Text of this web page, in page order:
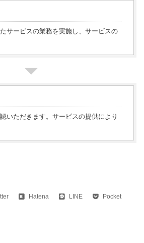
サービスの業務を実施し、サービスの
いただきます。サービスの提供により
Hatena LINE Pocket